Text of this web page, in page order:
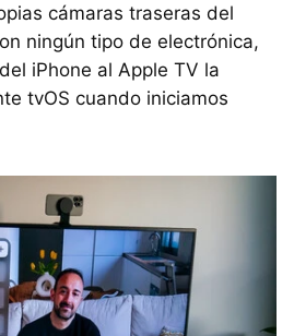
cámaras traseras del
ningún tipo de electrónica,
iPhone al Apple TV la
tvOS cuando iniciamos